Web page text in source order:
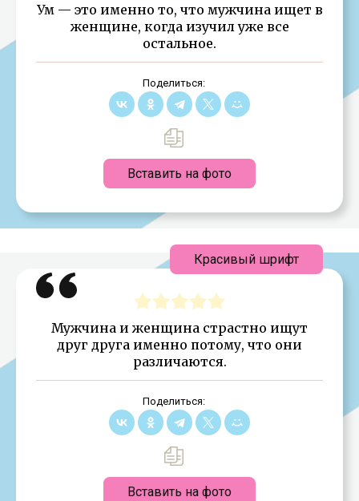
Ум — это именно то, что мужчина ищет в
женщине, когда изучил уже все
остальное.
Поделиться:
Вставить на фото
Мужчина и женщина страстно ищут
друг друга именно потому, что они
различаются.
Поделиться:
Вставить на фото
Красивый шрифт